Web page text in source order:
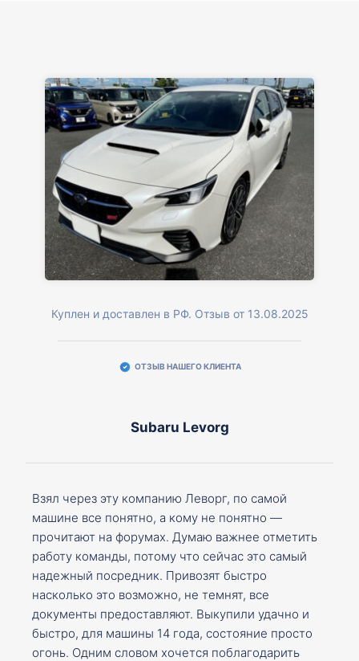
Куплен и доставлен в РФ. Отзыв от 13.08.2025
ОТЗЫВ НАШЕГО КЛИЕНТА
Subaru Levorg
Взял через эту компанию Леворг, по самой
машине все понятно, а кому не понятно —
прочитают на форумах. Думаю важнее отметить
работу команды, потому что сейчас это самый
надежный посредник. Привозят быстро
насколько это возможно, не темнят, все
документы предоставляют. Выкупили удачно и
быстро, для машины 14 года, состояние просто
огонь. Одним словом хочется поблагодарить